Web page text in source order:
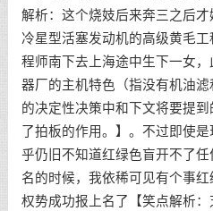
解析：这个烧妓后来奔三之后
冷星型活塞发动机的高级黄毛
程师南下去上海途中生下一女
器厂的主机特色（指没有机油滤
的决定性决策中和下文将要提
了拍板的作用。】。不过即使
乎仍旧不知道红绿色盲开不了
名的时候，我依稀可见有个事
权势成功报上名了【笑点解析